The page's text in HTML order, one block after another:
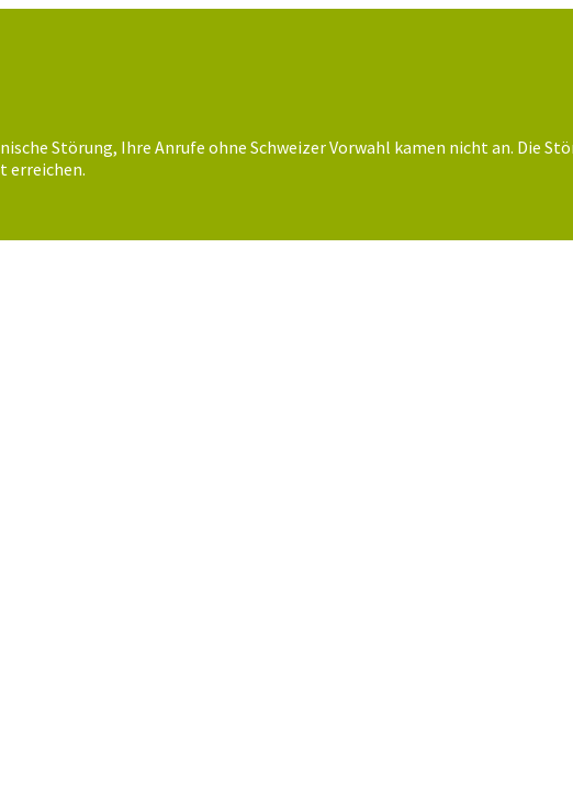
Störung, Ihre Anrufe ohne Schweizer Vorwahl kamen nicht an. Die
erreichen.